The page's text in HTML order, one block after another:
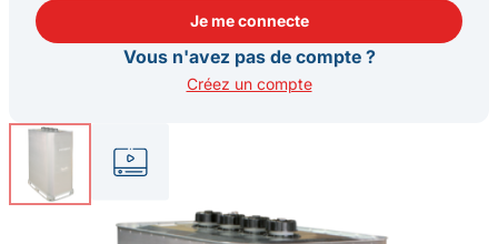
Je me connecte
Je me connecte
Vous n'avez pas de compte ?
Créez un compte